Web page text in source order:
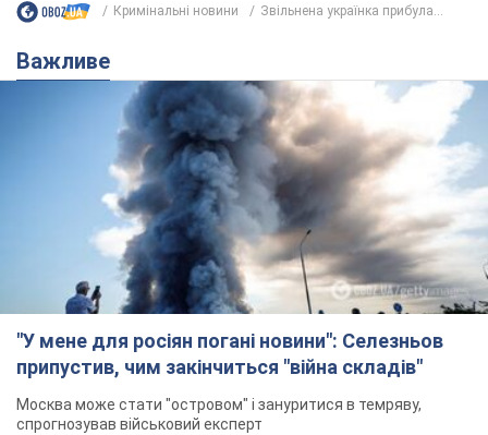
Кримінальні новини Звільнена українка прибула...
Важливе
"У мене для росіян погані новини": Селезньов
припустив, чим закінчиться "війна складів"
Москва може стати "островом" і зануритися в темряву,
спрогнозував військовий експерт